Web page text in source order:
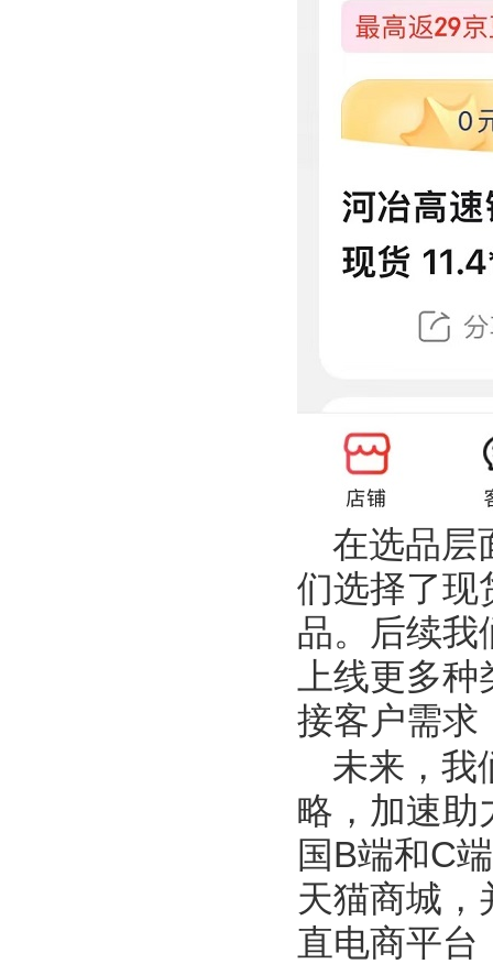
在选品层
们选择了现
品。后续我
上线更多
接客户需求
未来，我
略，加速助
国B端和C
天猫商城，
直电商平台